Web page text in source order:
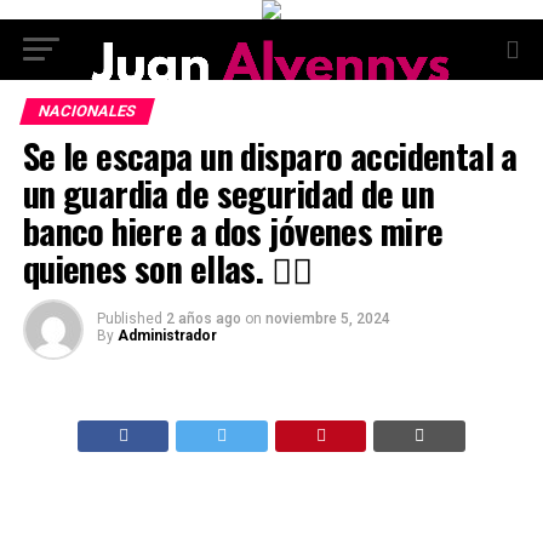
NACIONALES
Se le escapa un disparo accidental a
un guardia de seguridad de un
banco hiere a dos jóvenes mire
quienes son ellas. 👇🏼
Published 2 años ago on noviembre 5, 2024
By Administrador